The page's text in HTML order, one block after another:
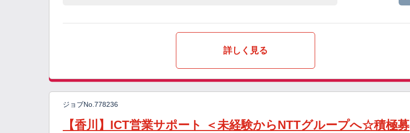
詳しく見る
ジョブNo.778236
【香川】ICT営業サポート ＜未経験からNTTグループへ☆積極募